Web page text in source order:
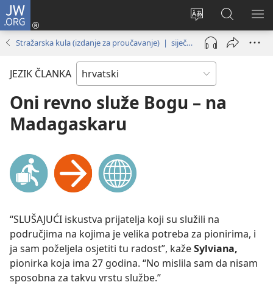
JW.ORG
Promijeni
jezik
Prijava
(otvara
se
prozor)
JW.ORG
|
Pretraga
Stražarska kula (izdanje za proučavanje) | siječanj 2018.
JEZIK ČLANKA
Oni revno služe Bogu – na
Madagaskaru
“SLUŠAJUĆI iskustva prijatelja koji su služili na
područjima na kojima je velika potreba za pionirima, i
ja sam poželjela osjetiti tu radost”, kažeSylviana,
pionirka koja ima 27 godina. “No mislila sam da nisam
sposobna za takvu vrstu službe.”